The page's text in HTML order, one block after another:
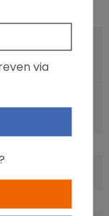
dag wegen?
en obesitas
via